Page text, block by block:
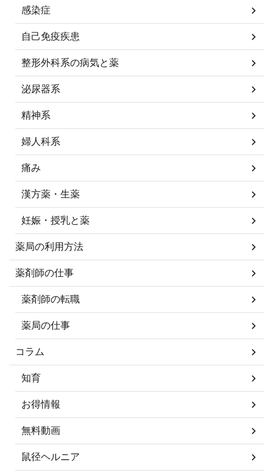
感染症
自己免疫疾患
整形外科系の病気と薬
泌尿器系
精神系
婦人科系
痛み
漢方薬・生薬
妊娠・授乳と薬
薬局の利用方法
薬剤師の仕事
薬剤師の転職
薬局の仕事
コラム
知育
お得情報
無料動画
鼠径ヘルニア